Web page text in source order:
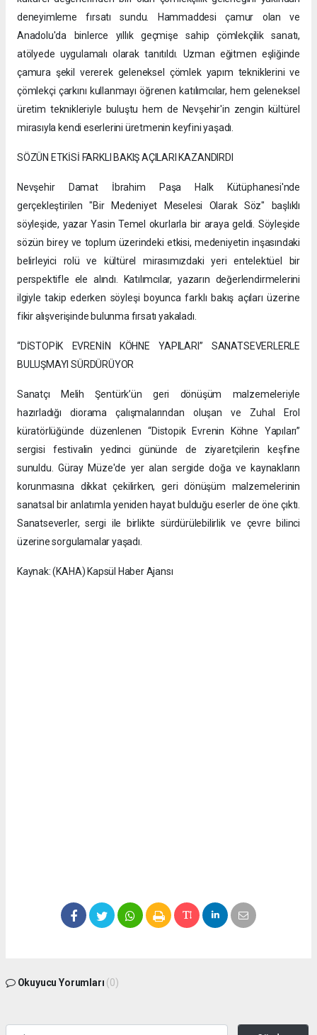
deneyimleme fırsatı sundu. Hammaddesi çamur olan ve
Anadolu'da binlerce yıllık geçmişe sahip çömlekçilik sanatı,
atölyede uygulamalı olarak tanıtıldı. Uzman eğitmen eşliğinde
çamura şekil vererek geleneksel çömlek yapım tekniklerini ve
çömlekçi çarkını kullanmayı öğrenen katılımcılar, hem geleneksel
üretim teknikleriyle buluştu hem de Nevşehir'in zengin kültürel
mirasıyla kendi eserlerini üretmenin keyfini yaşadı.
SÖZÜN ETKİSİ FARKLI BAKIŞ AÇILARI KAZANDIRDI
Nevşehir Damat İbrahim Paşa Halk Kütüphanesi'nde
gerçekleştirilen "Bir Medeniyet Meselesi Olarak Söz" başlıklı
söyleşide, yazar Yasin Temel okurlarla bir araya geldi. Söyleşide
sözün birey ve toplum üzerindeki etkisi, medeniyetin inşasındaki
belirleyici rolü ve kültürel mirasımızdaki yeri entelektüel bir
perspektifle ele alındı. Katılımcılar, yazarın değerlendirmelerini
ilgiyle takip ederken söyleşi boyunca farklı bakış açıları üzerine
fikir alışverişinde bulunma fırsatı yakaladı.
“DİSTOPİK EVRENİN KÖHNE YAPILARI” SANATSEVERLERLE
BULUŞMAYI SÜRDÜRÜYOR
Sanatçı Melih Şentürk’ün geri dönüşüm malzemeleriyle
hazırladığı diorama çalışmalarından oluşan ve Zuhal Erol
küratörlüğünde düzenlenen “Distopik Evrenin Köhne Yapıları”
sergisi festivalin yedinci gününde de ziyaretçilerin keşfine
sunuldu. Güray Müze'de yer alan sergide doğa ve kaynakların
korunmasına dikkat çekilirken, geri dönüşüm malzemelerinin
sanatsal bir anlatımla yeniden hayat bulduğu eserler de öne çıktı.
Sanatseverler, sergi ile birlikte sürdürülebilirlik ve çevre bilinci
üzerine sorgulamalar yaşadı.
Kaynak: (KAHA) Kapsül Haber Ajansı
Okuyucu Yorumları (0)